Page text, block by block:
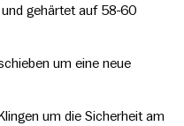
gehärtet auf 58-60
um eine neue
um die Sicherheit am